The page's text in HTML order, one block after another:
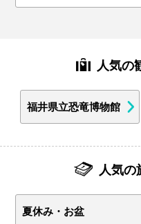
人気の
福井県立恐竜博物館
人気の
夏休み・お盆